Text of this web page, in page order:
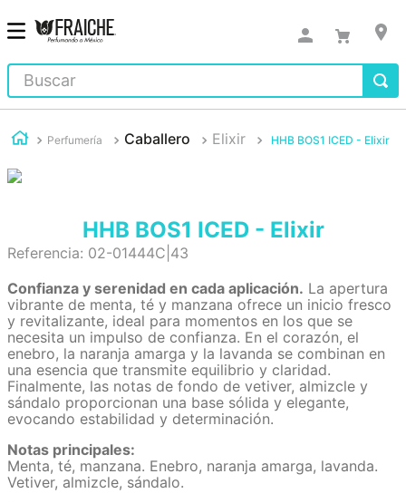
Buscar
Perfumería Caballero Elixir HHB BOS1 ICED - Elixir
HHB BOS1 ICED - Elixir
Referencia: 02-01444C|43
Confianza y serenidad en cada aplicación. La apertura
vibrante de menta, té y manzana ofrece un inicio fresco
y revitalizante, ideal para momentos en los que se
necesita un impulso de confianza. En el corazón, el
enebro, la naranja amarga y la lavanda se combinan en
una esencia que transmite equilibrio y claridad.
Finalmente, las notas de fondo de vetiver, almizcle y
sándalo proporcionan una base sólida y elegante,
evocando estabilidad y determinación.
Notas principales:
Menta, té, manzana. Enebro, naranja amarga, lavanda.
Vetiver, almizcle, sándalo.